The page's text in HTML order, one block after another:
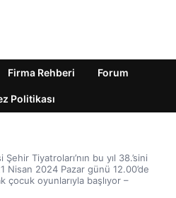
Firma Rehberi Forum
Politikası
Tiyatroları’nın bu yıl 38.’sini
Nisan 2024 Pazar günü 12.00’de
çocuk oyunlarıyla başlıyor –